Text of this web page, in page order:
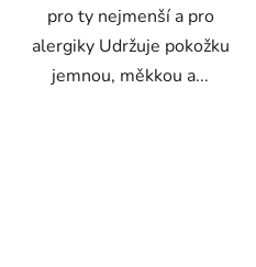
pro ty nejmenší a pro
alergiky Udržuje pokožku
jemnou, měkkou a...